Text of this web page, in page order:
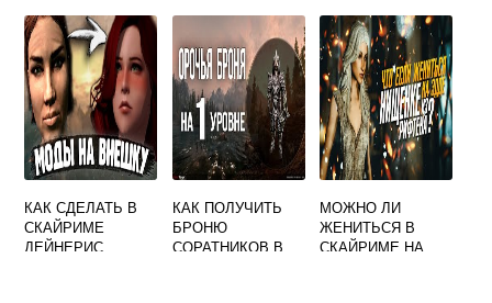
КАК СДЕЛАТЬ В
СКАЙРИМЕ
ДЕЙНЕРИС
КАК ПОЛУЧИТЬ
БРОНЮ
СОРАТНИКОВ В
МОЖНО ЛИ
ЖЕНИТЬСЯ В
СКАЙРИМЕ НА